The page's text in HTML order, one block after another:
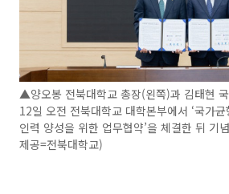
▲양오봉 전북대학교 총장(왼쪽)과 김태현
12일 오전 전북대학교 대학본부에서 ‘국가
인력 양성을 위한 업무협약’을 체결한 뒤 기
제공=전북대학교)